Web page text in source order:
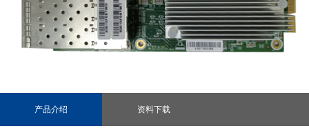
产品介绍 资料下载